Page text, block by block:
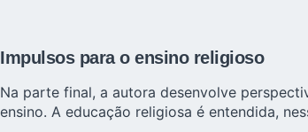
Impulsos para o ensino religioso
Na parte final, a autora desenvolve
ensino. A educação religiosa é entendida,